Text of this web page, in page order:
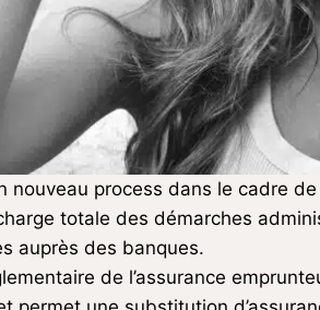
nouveau process dans le cadre
totale des démarches
auprès des banques.
de l’assurance